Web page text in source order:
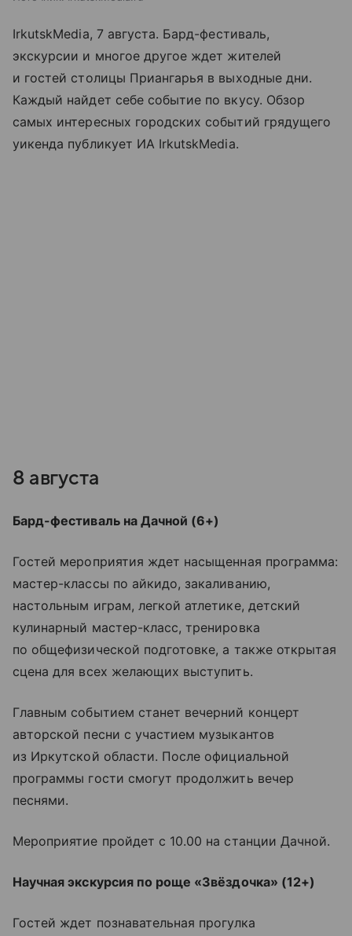
IrkutskMedia, 7 августа. Бард-фестиваль,
экскурсии и многое другое ждет жителей
и гостей столицы Приангарья в выходные дни.
Каждый найдет себе событие по вкусу. Обзор
самых интересных городских событий грядущего
уикенда публикует ИА IrkutskMedia.
8 августа
Бард-фестиваль на Дачной (6+)
Гостей мероприятия ждет насыщенная программа:
мастер-классы по айкидо, закаливанию,
настольным играм, легкой атлетике, детский
кулинарный мастер-класс, тренировка
по общефизической подготовке, а также открытая
сцена для всех желающих выступить.
Главным событием станет вечерний концерт
авторской песни с участием музыкантов
из Иркутской области. После официальной
программы гости смогут продолжить вечер
песнями.
Мероприятие пройдет с 10.00 на станции Дачной.
Научная экскурсия по роще «Звёздочка» (12+)
Гостей ждет познавательная прогулка